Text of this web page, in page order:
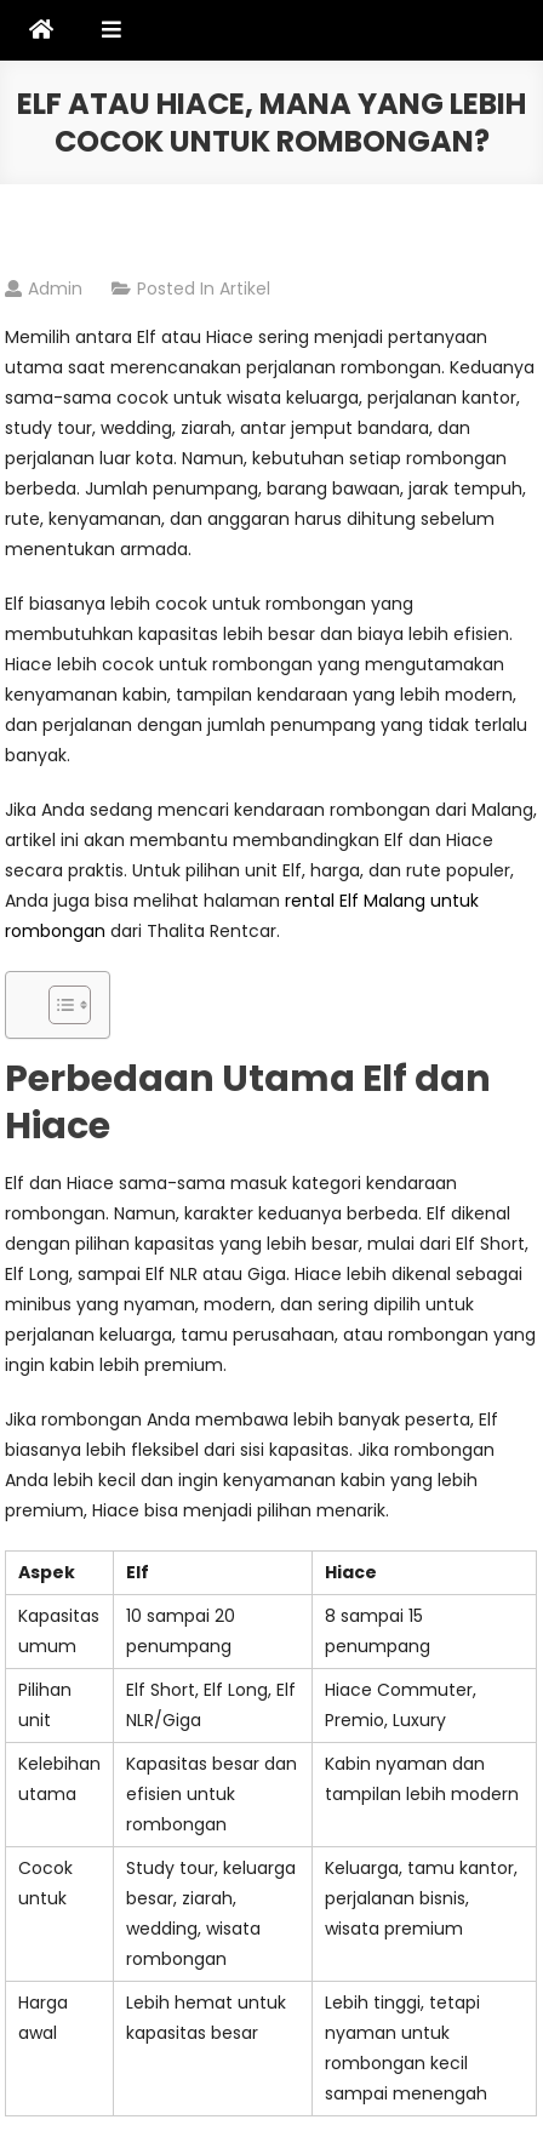
ELF ATAU HIACE, MANA YANG LEBIH
COCOK UNTUK ROMBONGAN?
Admin Posted InArtikel
Memilih antara Elf atau Hiace sering menjadi pertanyaan
utama saat merencanakan perjalanan rombongan. Keduanya
sama-sama cocok untuk wisata keluarga, perjalanan kantor,
study tour, wedding, ziarah, antar jemput bandara, dan
perjalanan luar kota. Namun, kebutuhan setiap rombongan
berbeda. Jumlah penumpang, barang bawaan, jarak tempuh,
rute, kenyamanan, dan anggaran harus dihitung sebelum
menentukan armada.
Elf biasanya lebih cocok untuk rombongan yang
membutuhkan kapasitas lebih besar dan biaya lebih efisien.
Hiace lebih cocok untuk rombongan yang mengutamakan
kenyamanan kabin, tampilan kendaraan yang lebih modern,
dan perjalanan dengan jumlah penumpang yang tidak terlalu
banyak.
Jika Anda sedang mencari kendaraan rombongan dari Malang,
artikel ini akan membantu membandingkan Elf dan Hiace
secara praktis. Untuk pilihan unit Elf, harga, dan rute populer,
Anda juga bisa melihat halamanrental Elf Malang untuk
rombongan dari Thalita Rentcar.
Perbedaan Utama Elf dan
Hiace
Elf dan Hiace sama-sama masuk kategori kendaraan
rombongan. Namun, karakter keduanya berbeda. Elf dikenal
dengan pilihan kapasitas yang lebih besar, mulai dari Elf Short,
Elf Long, sampai Elf NLR atau Giga. Hiace lebih dikenal sebagai
minibus yang nyaman, modern, dan sering dipilih untuk
perjalanan keluarga, tamu perusahaan, atau rombongan yang
ingin kabin lebih premium.
Jika rombongan Anda membawa lebih banyak peserta, Elf
biasanya lebih fleksibel dari sisi kapasitas. Jika rombongan
Anda lebih kecil dan ingin kenyamanan kabin yang lebih
premium, Hiace bisa menjadi pilihan menarik.
Aspek Elf
Hiace
Kapasitas
umum
10 sampai 20
penumpang
8 sampai 15
penumpang
Pilihan
unit
Elf Short, Elf Long, Elf
NLR/Giga
Hiace Commuter,
Premio, Luxury
Kelebihan
utama
Kapasitas besar dan
efisien untuk
rombongan
Kabin nyaman dan
tampilan lebih modern
Cocok
untuk
Study tour, keluarga
besar, ziarah,
wedding, wisata
rombongan
Keluarga, tamu kantor,
perjalanan bisnis,
wisata premium
Harga
awal
Lebih hemat untuk
kapasitas besar
Lebih tinggi, tetapi
nyaman untuk
rombongan kecil
sampai menengah